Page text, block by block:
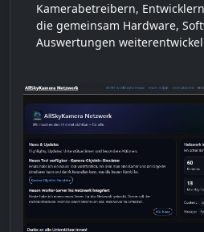
Kamerabetreibern,
die gemeinsam Hardware,
Auswertungen